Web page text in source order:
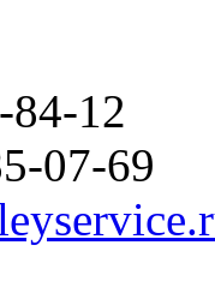
84-12
07-69